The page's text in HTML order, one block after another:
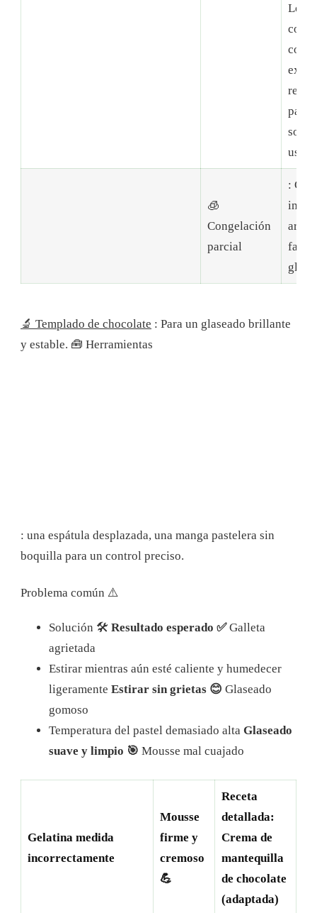
Los
uso
🧊
Congelación
parcial
:
🔬 Templado de chocolate : Para un glaseado brillante
y estable. 🧰 Herramientas
: una espátula desplazada, una manga pastelera sin
boquilla para un control preciso.
Problema común ⚠️
Solución 🛠 Resultado esperado ✅Galleta
agrietada
Estirar mientras aún esté caliente y humedecer
ligeramente Estirar sin grietas 😊 Glaseado
gomoso
Temperatura del pastel demasiado alta Glaseado
suave y limpio 🎯 Mousse mal cuajado
Gelatina medida
incorrectamente
Mousse
firme y
cremoso
💪
Receta
detallada:
Crema de
mantequilla
de chocolate
(adaptada)